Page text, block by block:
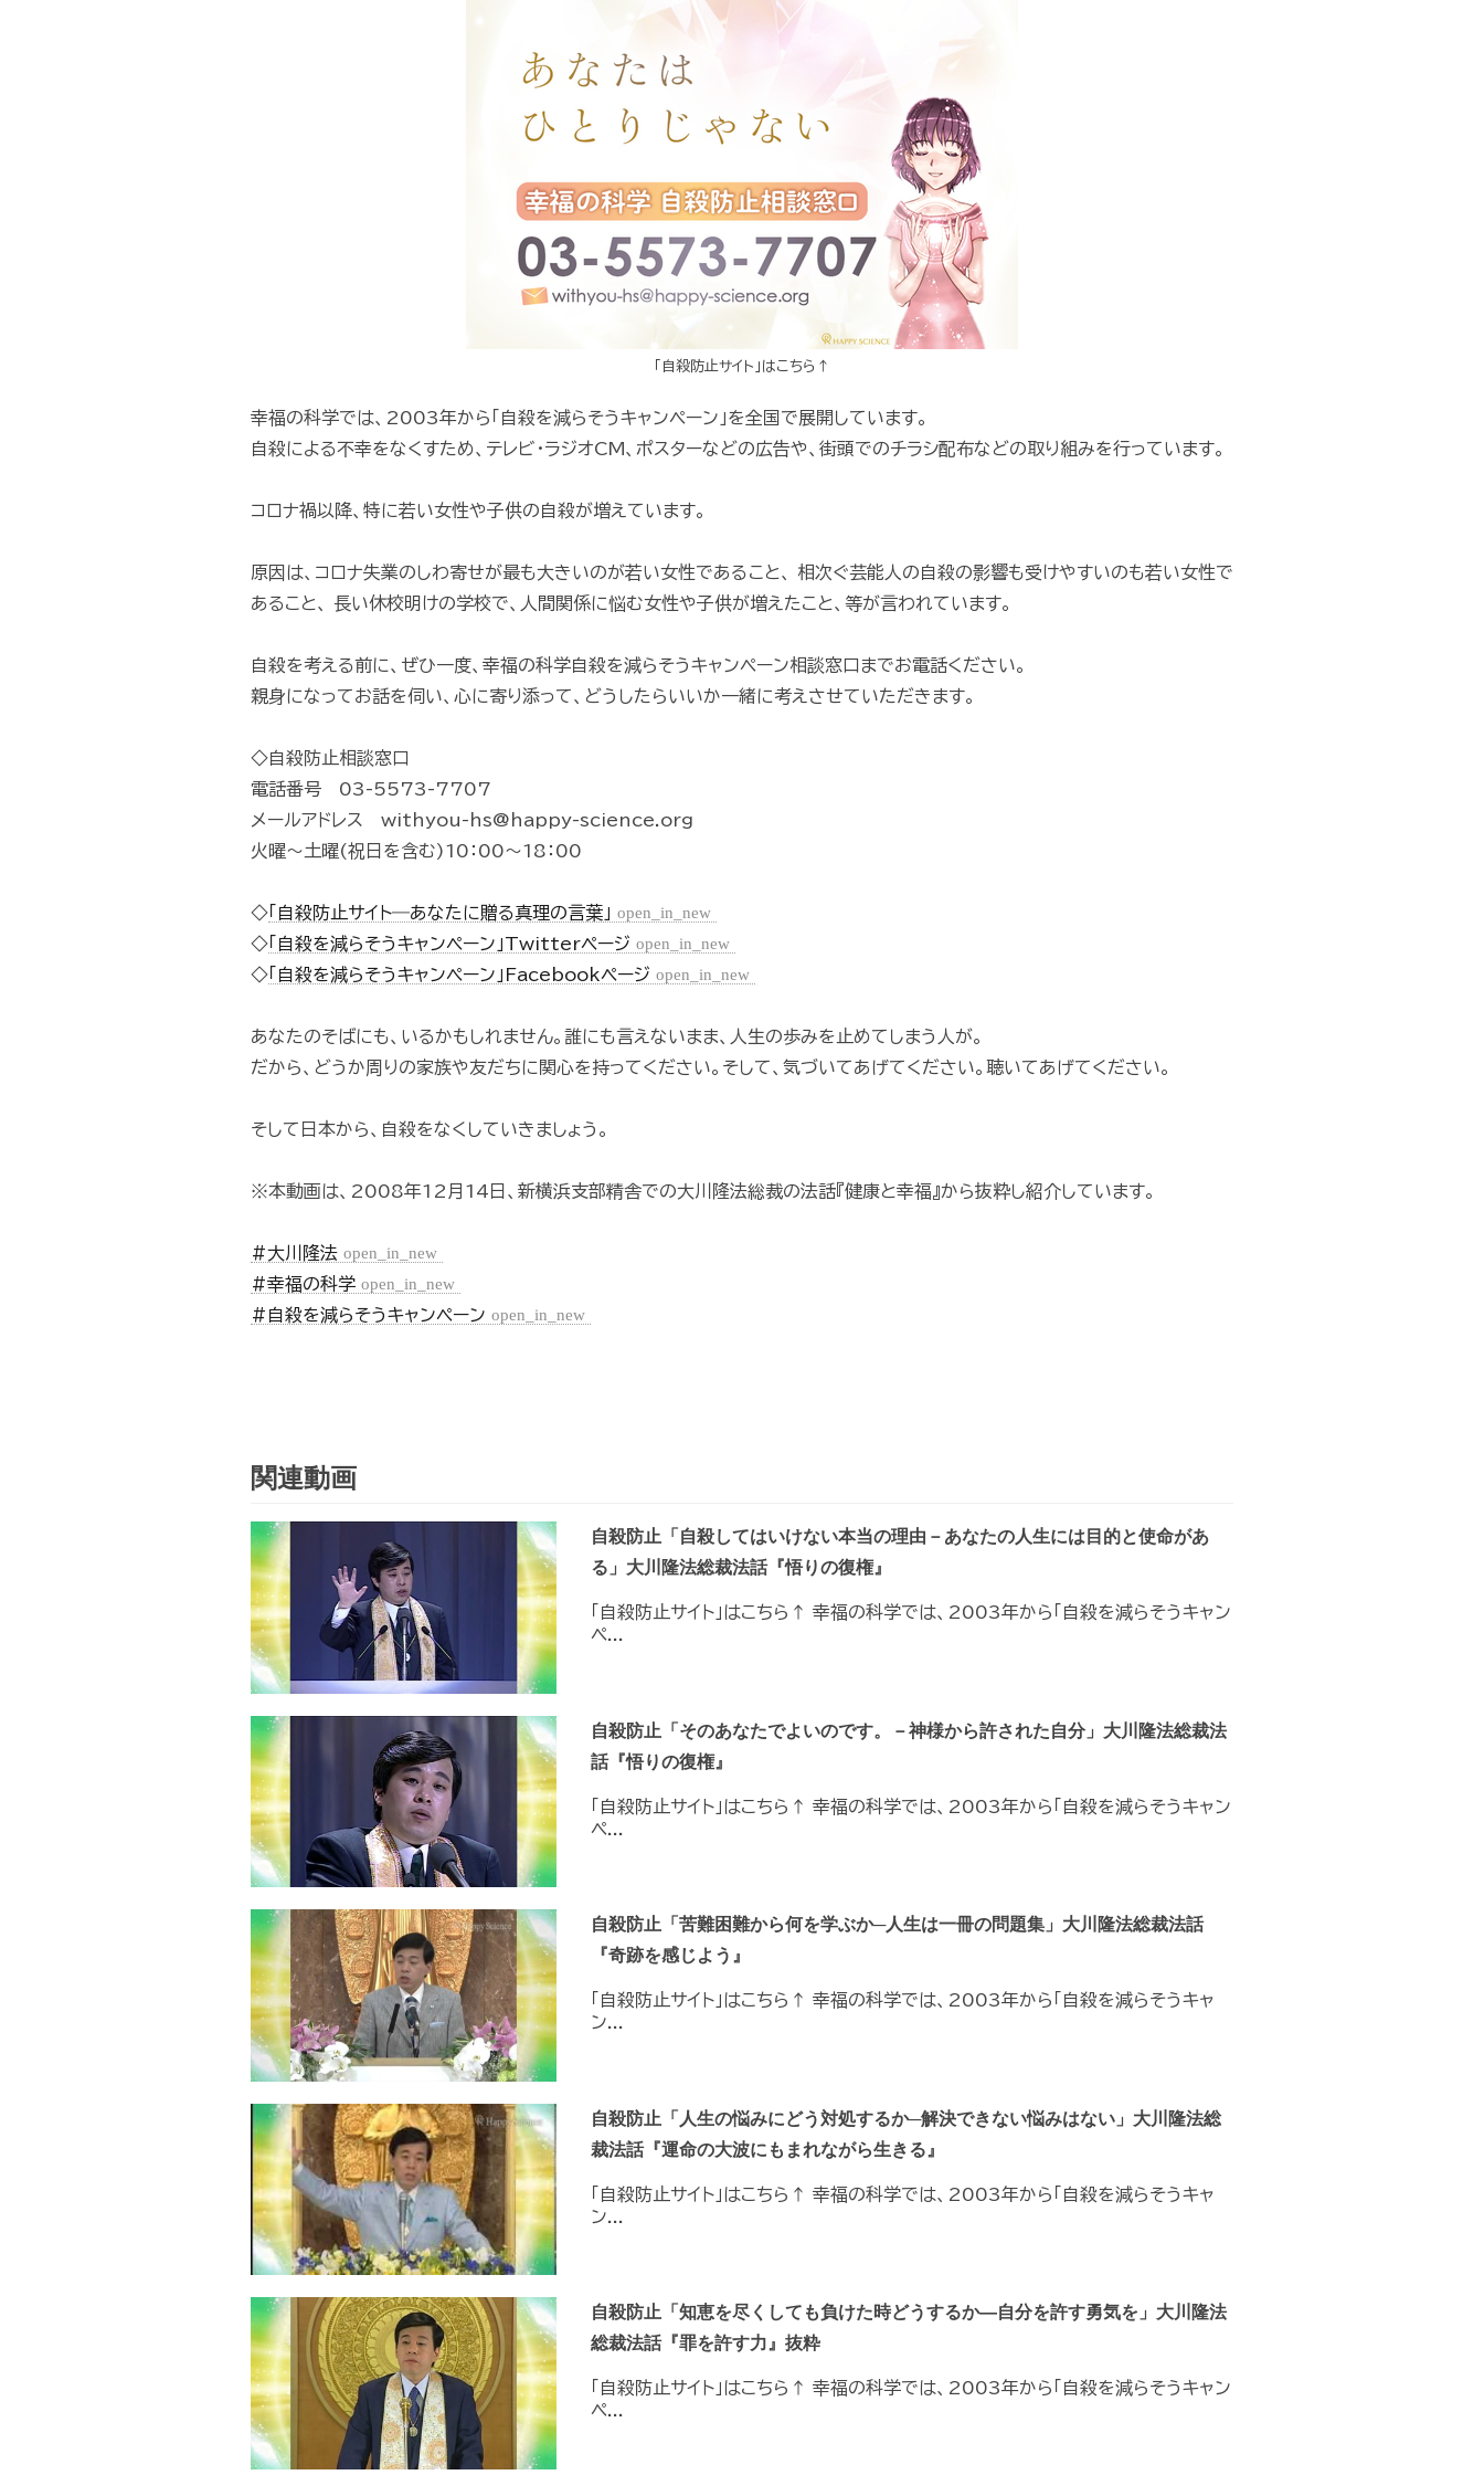
「自殺防止サイト」はこちら↑
幸福の科学では、2003年から「自殺を減らそうキャンペーン」を全国で展開しています。
自殺による不幸をなくすため、テレビ・ラジオCM、ポスターなどの広告や、街頭でのチラシ配布などの取り組みを行っています。
コロナ禍以降、特に若い女性や子供の自殺が増えています。
原因は、コロナ失業のしわ寄せが最も大きいのが若い女性であること、 相次ぐ芸能人の自殺の影響も受けやすいのも若い女性で
あること、 長い休校明けの学校で、人間関係に悩む女性や子供が増えたこと、等が言われています。
自殺を考える前に、ぜひ一度、幸福の科学自殺を減らそうキャンペーン相談窓口までお電話ください。
親身になってお話を伺い、心に寄り添って、どうしたらいいか一緒に考えさせていただきます。
◇自殺防止相談窓口
電話番号 03-5573-7707
メールアドレス withyou-hs@happy-science.org
火曜～土曜(祝日を含む)10：00～18：00
◇ 「自殺防止サイト―あなたに贈る真理の言葉」 open_in_new
◇ 「自殺を減らそうキャンペーン」Twitterページ open_in_new
◇ 「自殺を減らそうキャンペーン」Facebookページ open_in_new
あなたのそばにも、いるかもしれません。誰にも言えないまま、人生の歩みを止めてしまう人が。
だから、どうか周りの家族や友だちに関心を持ってください。そして、気づいてあげてください。聴いてあげてください。
そして日本から、自殺をなくしていきましょう。
※本動画は、2008年12月14日、新横浜支部精舎での大川隆法総裁の法話『健康と幸福』から抜粋し紹介しています。
#大川隆法 open_in_new
#幸福の科学 open_in_new
#自殺を減らそうキャンペーン open_in_new
関連動画
自殺防止「自殺してはいけない本当の理由－あなたの人生には目的と使命があ
る」大川隆法総裁法話『悟りの復権』
「自殺防止サイト」はこちら↑ 幸福の科学では、2003年から「自殺を減らそうキャン
ペ...
自殺防止「そのあなたでよいのです。－神様から許された自分」大川隆法総裁法
話『悟りの復権』
「自殺防止サイト」はこちら↑ 幸福の科学では、2003年から「自殺を減らそうキャン
ペ...
自殺防止「苦難困難から何を学ぶか─人生は一冊の問題集」大川隆法総裁法話
『奇跡を感じよう』
「自殺防止サイト」はこちら↑ 幸福の科学では、2003年から「自殺を減らそうキャ
ン...
自殺防止「人生の悩みにどう対処するか─解決できない悩みはない」大川隆法総
裁法話『運命の大波にもまれながら生きる』
「自殺防止サイト」はこちら↑ 幸福の科学では、2003年から「自殺を減らそうキャ
ン...
自殺防止「知恵を尽くしても負けた時どうするか―自分を許す勇気を」大川隆法
総裁法話『罪を許す力』抜粋
「自殺防止サイト」はこちら↑ 幸福の科学では、2003年から「自殺を減らそうキャン
ペ...